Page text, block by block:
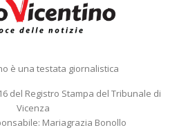
è una testata giornalistica
del Registro Stampa del Tribunale di
Vicenza
Mariagrazia Bonollo